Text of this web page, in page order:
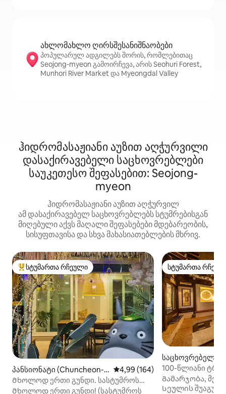
ახლომახლო ღირსშესანიშნაობები
პოპულარულ ადგილებს შორის, რომლებითაც
Seojong-myeon გამოირჩევა, არის Seohuri Forest,
Munhori River Market და Myeongdal Valley
ჰიდრომასაჟიანი აუზით აღჭურვილი
დასაქირავებელი საცხოვრებლები
საუკეთესო შეფასებით: Seojong-
myeon
ჰიდრომასაჟიანი აუზით აღჭურვილ
ამ დასაქირავებელ საცხოვრებლებს სტუმრებისგან
მიღებული აქვს მაღალი შეფასებები მდებარეობის,
სისუფთავისა და სხვა მახასიათებლების მხრივ.
სტუმართა რჩეული მოწინავე ვარიანტი
სტუმართა რჩეული
პანსიონატი (Chuncheon-s
i)
საშუალო შეფასებაა 5‑დან
4,99 (164)
Მხოლოდ ერთი გუნდი. სასტუმროს
თეთრეული .BBQ. Მოხერხებულობის
Მხოლოდ ერთი გუნდი! (სასტუმროს
სტუმართა
სტუმართა
საცხოვრებელი
-გუ)
100-წლიანი
შიდა
Გამარჯობა, მე
Სეულის